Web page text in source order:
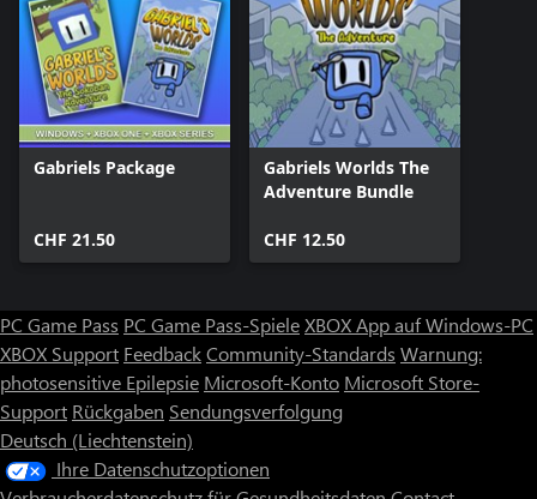
Gabriels Package
CHF 21.50
Gabriels Worlds The
Adventure Bundle
CHF 12.50
PC Game Pass PC Game Pass-SpieleXBOX App auf Windows-PC
XBOX Support FeedbackCommunity-Standards Warnung:
photosensitive Epilepsie Microsoft-Konto Microsoft Store-
Support Rückgaben Sendungsverfolgung
Deutsch (Liechtenstein)
Ihre Datenschutzoptionen